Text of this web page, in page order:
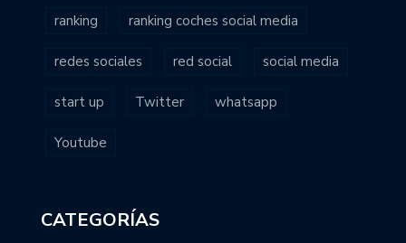
ranking ranking coches social media
redes sociales red social social media
start up Twitter whatsapp
Youtube
CATEGORÍAS